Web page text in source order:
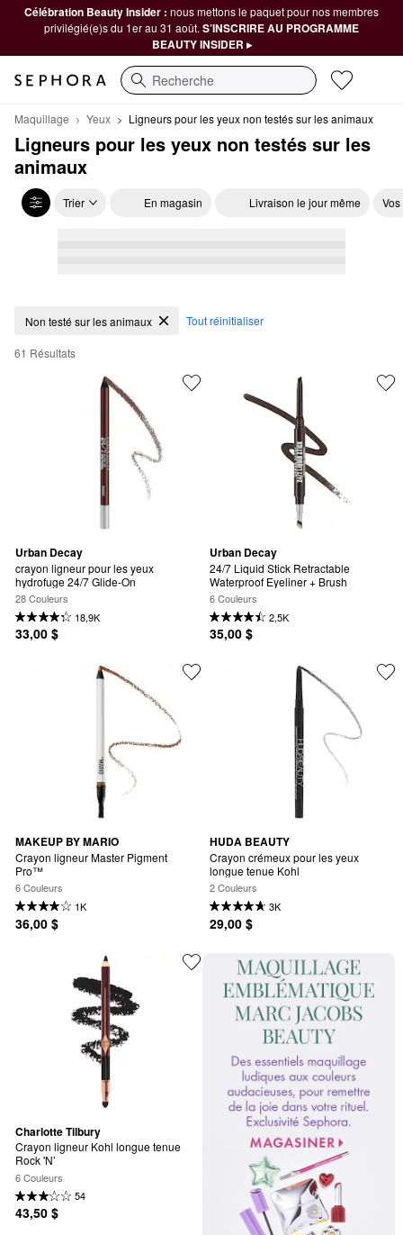
Célébration Beauty Insider : nous mettons le paquet pour nos membres
privilégié(e)s du 1er au 31 août. S’INSCRIRE AU PROGRAMME
BEAUTY INSIDER ▸
Recherche
Maquillage Yeux Ligneurs pour les yeux non testés sur les animaux
Ligneurs pour les yeux non testés sur les
animaux
Trier En magasin Livraison le jour même
Ligneurs pour les yeux non testés sur les animaux
Non testé sur les animaux Tout réinitialiser
61 Résultats
Urban Decay
crayon ligneur pour les yeux
hydrofuge 24/7 Glide-On
28 Couleurs
18,9K
33,00 $
Urban Decay
24/7 Liquid Stick Retractable
Waterproof Eyeliner + Brush
6 Couleurs
2,5K
35,00 $
MAKEUP BY MARIO
Crayon ligneur Master Pigment
Pro™
6 Couleurs
1K
36,00 $
HUDA BEAUTY
Crayon crémeux pour les yeux
longue tenue Kohl
2 Couleurs
3K
29,00 $
Charlotte Tilbury
Crayon ligneur Kohl longue tenue
Rock 'N’
6 Couleurs
54
43,50 $